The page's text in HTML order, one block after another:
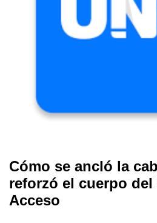
Cómo se ancló la
reforzó el cuerpo
Acceso